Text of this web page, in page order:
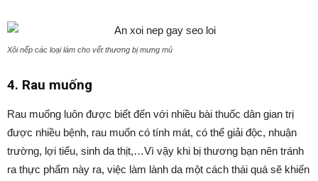
Xôi nếp các loại làm cho vết thương bị mưng mủ
4. Rau muống
Rau muống luôn được biết đến với nhiều bài thuốc dân gian trị
được nhiều bệnh, rau muốn có tính mát, có thể giải độc, nhuận
trường, lợi tiểu, sinh da thịt,…Vì vậy khi bị thương bạn nên tránh
ra thực phẩm này ra, việc làm lành da một cách thái quá sẽ khiến